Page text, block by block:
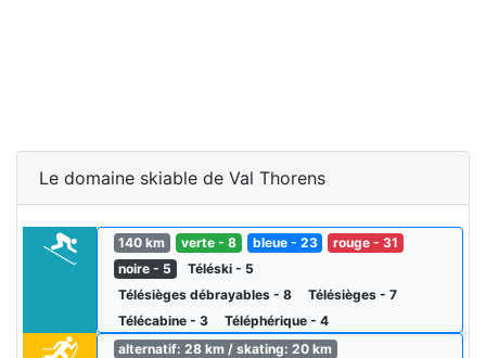
Le domaine skiable de Val Thorens
140 km verte - 8 bleue - 23
rouge - 31
noire - 5
Téléski - 5
Télésièges débrayables - 8
Télésièges - 7
Télécabine - 3
Téléphérique - 4
alternatif: 28 km / skating: 20 km